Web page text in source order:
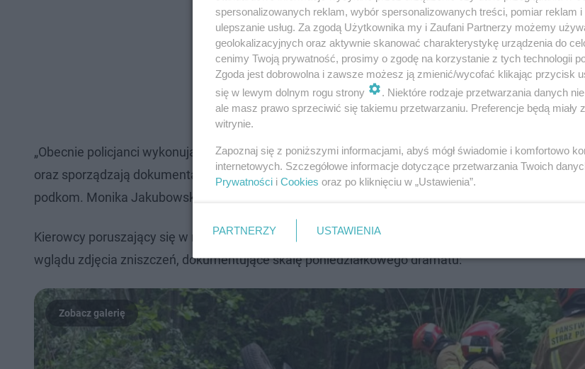
„Obecnie policjanci wykonują na miejscu czynności pod nadzorem prokuratora. Funkcjonariusze
oraz sporządzają dokumentację celem wyjaśnienia przyczyn i okoliczności tego tragicznego
podkom. Monika Jakubowska, oficer prasowy Komendanta Miejskiego Policji w Płocku.
Kierowcy poruszający się w rejonie wiaduktu muszą liczyć się ze sporymi utrudnieniami. Służby
wglądu zdjęcia zniszczeń, dokumentujące skalę poniedziałkowego dramatu:
spersonalizowanych reklam, wybór spersonalizowanych treści, pomiar reklam
ulepszanie usług. Za zgodą Użytkownika my i Zaufani Partnerzy możemy
geolokalizacyjnych oraz aktywnie skanować charakterystykę urządzenia do
cenimy Twoją prywatność, prosimy o zgodę na korzystanie z tych technologii
Zgoda jest dobrowolna i zawsze możesz ją zmienić/wycofać klikając przycisk
się w lewym dolnym rogu strony
. Niektóre rodzaje przetwarzania danych
ale masz prawo sprzeciwić się takiemu przetwarzaniu. Preferencje będą miały
witrynie.
Zapoznaj się z poniższymi informacjami, abyś mógł świadomie i komfortowo
internetowych. Szczegółowe informacje dotyczące przetwarzania Twoich
Prywatności i Cookies oraz po kliknięciu w „Ustawienia”.
PARTNERZY USTAWIENIA